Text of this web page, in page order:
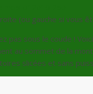
(ou gauche si vous
pas sous le coude !
au sommet de la
slicées et sans